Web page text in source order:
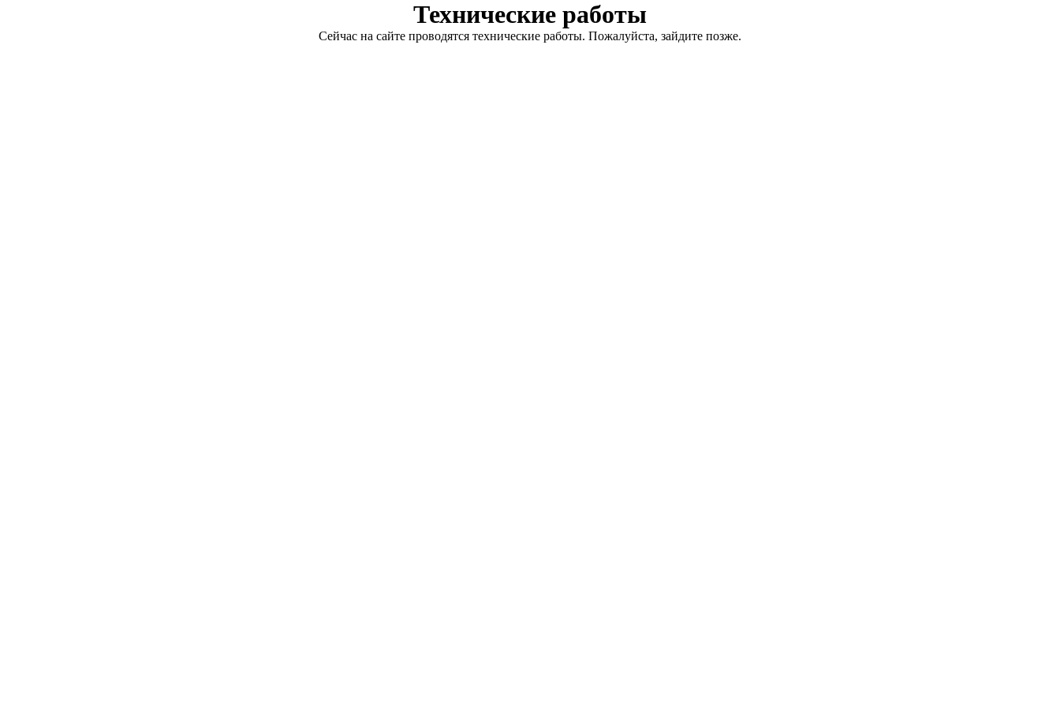
Технические работы
Сейчас на сайте проводятся технические работы. Пожалуйста, зайдите позже.